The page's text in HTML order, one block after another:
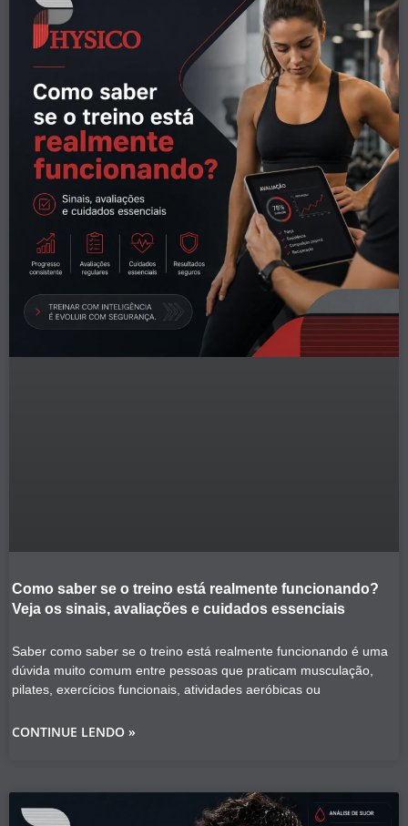
Como saber se o treino está realmente funcionando?
Veja os sinais, avaliações e cuidados essenciais
Saber como saber se o treino está realmente funcionando é uma
dúvida muito comum entre pessoas que praticam musculação,
pilates, exercícios funcionais, atividades aeróbicas ou
CONTINUE LENDO »